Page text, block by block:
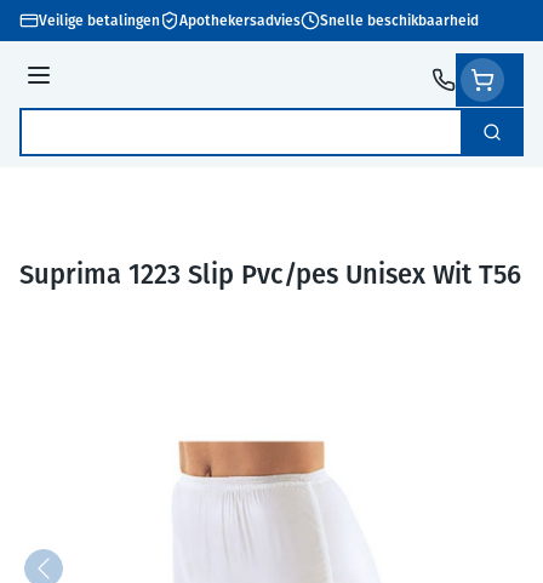
Ga naar de inhoud
Veilige betalingen Apothekersadvies Snelle beschikbaarheid
Menu
Zoek
Suprima 1223 Slip Pvc/pes Unisex Wit T56